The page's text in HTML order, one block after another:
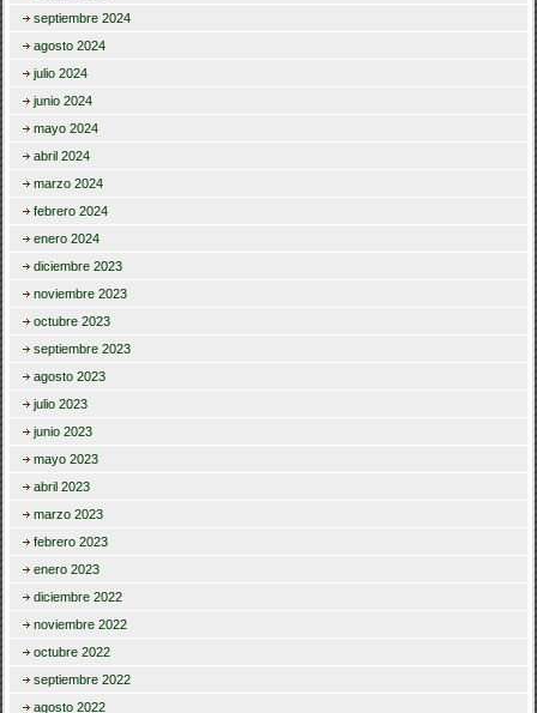
septiembre 2024
agosto 2024
julio 2024
junio 2024
mayo 2024
abril 2024
marzo 2024
febrero 2024
enero 2024
diciembre 2023
noviembre 2023
octubre 2023
septiembre 2023
agosto 2023
julio 2023
junio 2023
mayo 2023
abril 2023
marzo 2023
febrero 2023
enero 2023
diciembre 2022
noviembre 2022
octubre 2022
septiembre 2022
agosto 2022